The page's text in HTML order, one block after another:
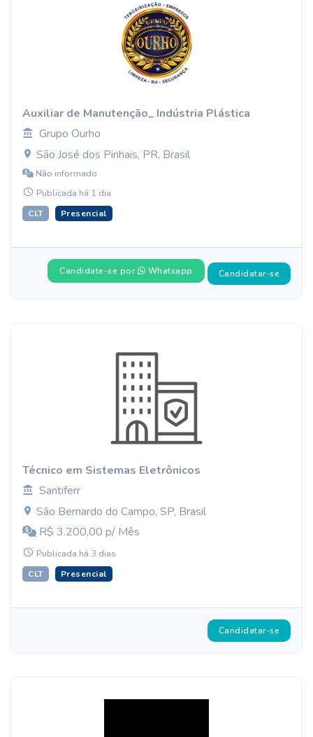
Auxiliar de Manutenção_ Indústria Plástica
Grupo Ourho
São José dos Pinhais, PR, Brasil
Não informado
Publicada há 1 dia
CLT Presencial
Candidate-se por Whatsapp Candidatar-se
Técnico em Sistemas Eletrônicos
Santiferr
São Bernardo do Campo, SP, Brasil
R$ 3.200,00 p/ Mês
Publicada há 3 dias
CLT Presencial
Candidatar-se